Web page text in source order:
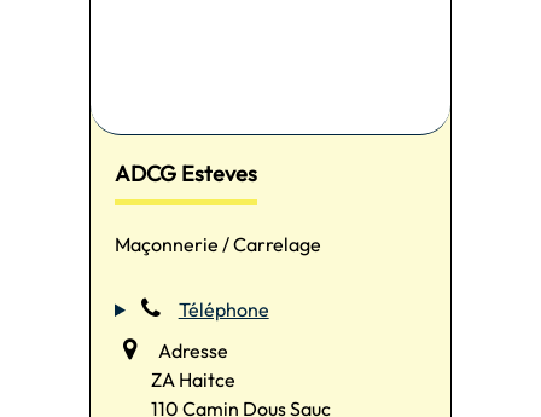
ADCG Esteves
Maçonnerie / Carrelage
Téléphone
Adresse
ZA Haitce
110 Camin Dous Sauc